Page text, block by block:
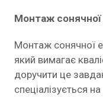
Монтаж сонячної
Монтаж сонячної
який вимагає
доручити це
спеціалізується